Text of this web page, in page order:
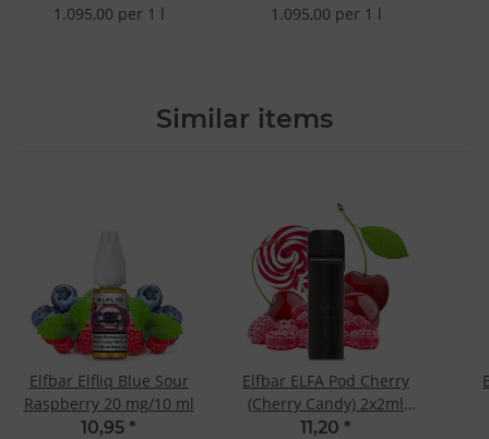
1.095,00 per 1 l
1.095,00 per 1 l
Similar items
Elfbar Elfliq Blue Sour
Raspberry 20 mg/10 ml
10,95 *
Elfbar ELFA Pod Cherry
(Cherry Candy) 2x2ml
20mg
11,20 *